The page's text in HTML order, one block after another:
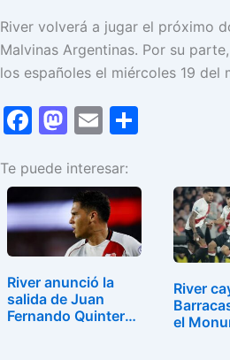
River volverá a jugar el próximo
Malvinas Argentinas. Por su
los españoles el miércoles 19 del
F
c
e
b
o
o
k
M
st
o
d
o
n
E
ai
l
p
ar
tir
Te puede interesar:
River anunció la
salida de Juan
Fernando Quintero
River
el